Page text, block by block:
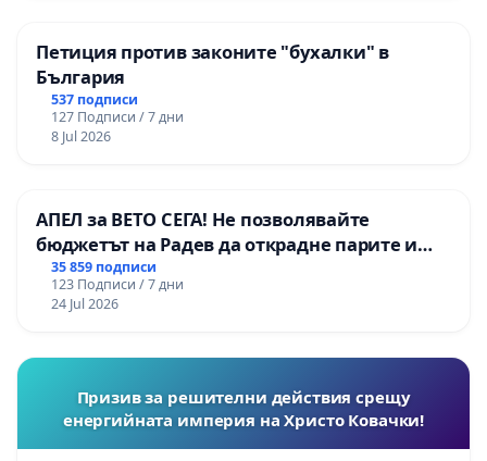
Петиция против законите "бухалки" в
България
537 подписи
127 Подписи / 7 дни
8 Jul 2026
АПЕЛ за ВЕТО СЕГА! Не позволявайте
бюджетът на Радев да открадне парите и
правата ни в тъмното
35 859 подписи
123 Подписи / 7 дни
24 Jul 2026
Призив за решителни действия срещу
енергийната империя на Христо Ковачки!